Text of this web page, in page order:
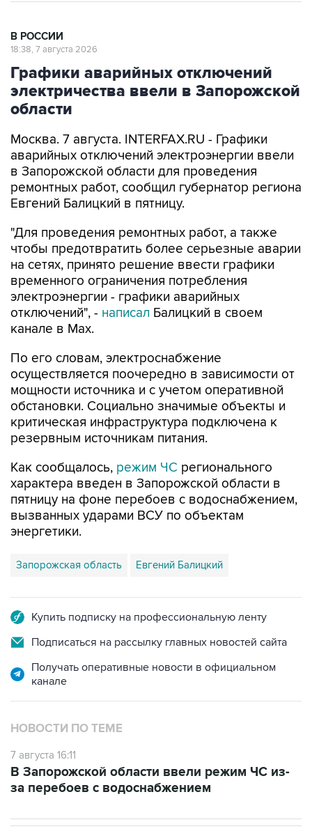
В РОССИИ
18:38, 7 августа 2026
Графики аварийных отключений
электричества ввели в Запорожской
области
Москва. 7 августа. INTERFAX.RU - Графики
аварийных отключений электроэнергии ввели
в Запорожской области для проведения
ремонтных работ, сообщил губернатор региона
Евгений Балицкий в пятницу.
"Для проведения ремонтных работ, а также
чтобы предотвратить более серьезные аварии
на сетях, принято решение ввести графики
временного ограничения потребления
электроэнергии - графики аварийных
отключений", - написал Балицкий в своем
канале в Max.
По его словам, электроснабжение
осуществляется поочередно в зависимости от
мощности источника и с учетом оперативной
обстановки. Социально значимые объекты и
критическая инфраструктура подключена к
резервным источникам питания.
Как сообщалось, режим ЧС регионального
характера введен в Запорожской области в
пятницу на фоне перебоев с водоснабжением,
вызванных ударами ВСУ по объектам
энергетики.
Запорожская область Евгений Балицкий
Купить подписку на профессиональную ленту
Подписаться на рассылку главных новостей сайта
Получать оперативные новости в официальном
канале
НОВОСТИ ПО ТЕМЕ
7 августа 16:11
В Запорожской области ввели режим ЧС из-
за перебоев с водоснабжением